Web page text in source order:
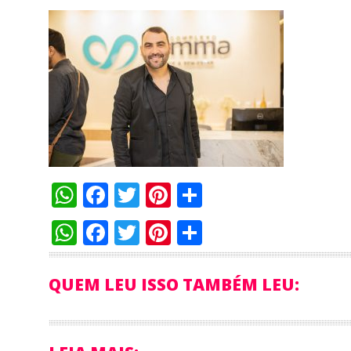
WhatsApp
Facebook
TwitterPinterest
WhatsApp
Facebook
TwitterPinterest
QUEM LEU ISSO TAMBÉM LEU: